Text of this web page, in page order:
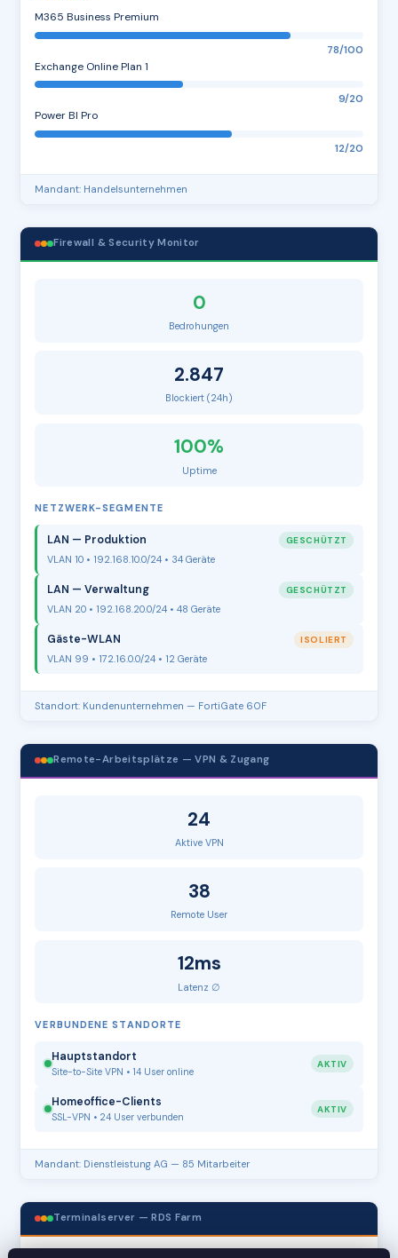
M365 Business Premium
78/100
Exchange Online Plan 1
9/20
Power BI Pro
12/20
Mandant: Handelsunternehmen
Firewall & Security Monitor
0
Bedrohungen
2.847
Blockiert (24h)
100%
Uptime
NETZWERK-SEGMENTE
LAN — Produktion GESCHÜTZT
VLAN 10 • 192.168.10.0/24 • 34 Geräte
LAN — Verwaltung GESCHÜTZT
VLAN 20 • 192.168.20.0/24 • 48 Geräte
Gäste-WLAN ISOLIERT
VLAN 99 • 172.16.0.0/24 • 12 Geräte
Standort: Kundenunternehmen — FortiGate 60F
Remote-Arbeitsplätze — VPN & Zugang
24
Aktive VPN
38
Remote User
12ms
Latenz ∅
VERBUNDENE STANDORTE
Hauptstandort
Site-to-Site VPN • 14 User online
AKTIV
Homeoffice-Clients
SSL-VPN • 24 User verbunden
AKTIV
Mandant: Dienstleistung AG — 85 Mitarbeiter
Terminalserver — RDS Farm